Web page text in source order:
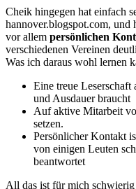
Cheik hingegen hat einfach
hannover.blogspot.com, und
vor allem persönlichen
verschiedenen Vereinen
Was ich daraus wohl lernen
Eine treue Leserschaft
und Ausdauer braucht
Auf aktive Mitarbeit
setzen.
Persönlicher Kontakt
von einigen Leuten
beantwortet
All das ist für mich